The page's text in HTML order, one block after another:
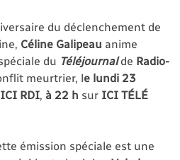
du déclenchement de
Céline Galipeau anime
du Téléjournalde Radio-
meurtrier, le lundi 23
ICI RDI à 22 h sur ICI TÉLÉ
émission spéciale est une